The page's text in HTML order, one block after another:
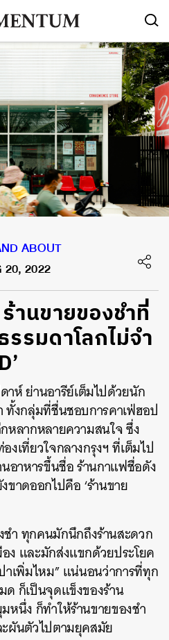
ABOUT
20, 2022
านขายของชำที่
รมดาโลกไม่จำ
ห์ ย่านอารีย์เต็มไปด้วยนัก
ทั้งกลุ่มที่ชื่นชอบการคาเฟ่ฮอป
ลากหลายความสนใจ ซึ่ง
เที่ยวใจกลางกรุงฯ ที่เต็มไป
อาหารขึ้นชื่อ ร้านกาแฟชื่อดัง
าดออกไปคือ ‘ร้านขาย
ชำ ทุกคนมักนึกถึงร้านสะดวก
และมักส่งแขกด้วยประโยค
เพิ่มไหม” แน่นอนว่าการที่ทุก
ก็เป็นจุดแข็งของร้าน
นึ่ง ก็ทำให้ร้านขายของชำ
ผันตัวไปตามยุคสมัย